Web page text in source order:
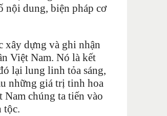
nội dung, biện pháp cơ
xây dựng và ghi nhận
Việt Nam. Nó là kết
lại lung linh tỏa sáng,
những giá trị tinh hoa
Nam chúng ta tiến vào
tộc.